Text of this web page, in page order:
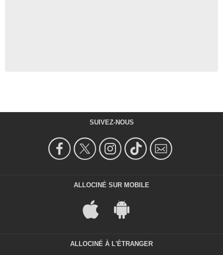
SUIVEZ-NOUS
ALLOCINÉ SUR MOBILE
ALLOCINÉ À L'ÉTRANGER